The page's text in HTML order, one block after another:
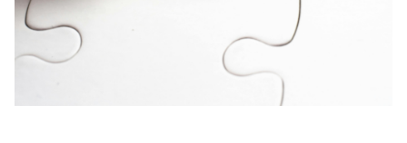
Je suis entrepreneur